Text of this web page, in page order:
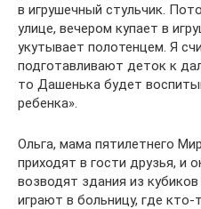
в игрушечный стульчик.
улице, вечером купает в
укутывает полотенцем. Я
подготавливают деток к
то Дашенька будет
ребенка».
Ольга, мама пятилетнего
приходят в гости друзья, и
возводят здания из
играют в больницу, где кто-